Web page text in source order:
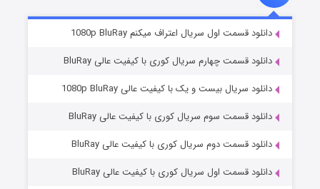
قسمت۲ (زیرنویس) منتشر شد
مردگان متحرک: شهر مرده ۳
دانلود قسمت اول سریال اعتراف میکنم 1080p BluRay
دانلود قسمت چهارم سریال کوری با کیفیت عالی BluRay
دانلود سریال بیست و یک با کیفیت عالی 1080p BluRay
دانلود قسمت سوم سریال کوری با کیفیت عالی BluRay
دانلود قسمت دوم سریال کوری با کیفیت عالی BluRay
دانلود قسمت اول سریال کوری با کیفیت عالی BluRay